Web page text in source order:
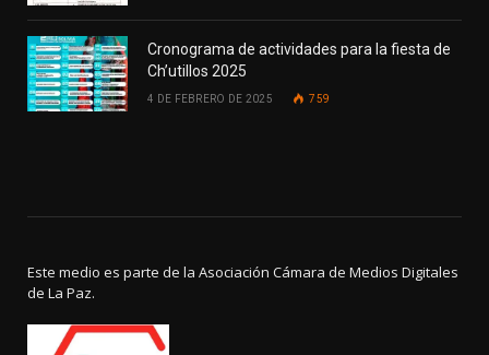
Cronograma de actividades para la fiesta de
Ch’utillos 2025
4 DE FEBRERO DE 2025 759
Este medio es parte de la Asociación Cámara de Medios Digitales
de La Paz.